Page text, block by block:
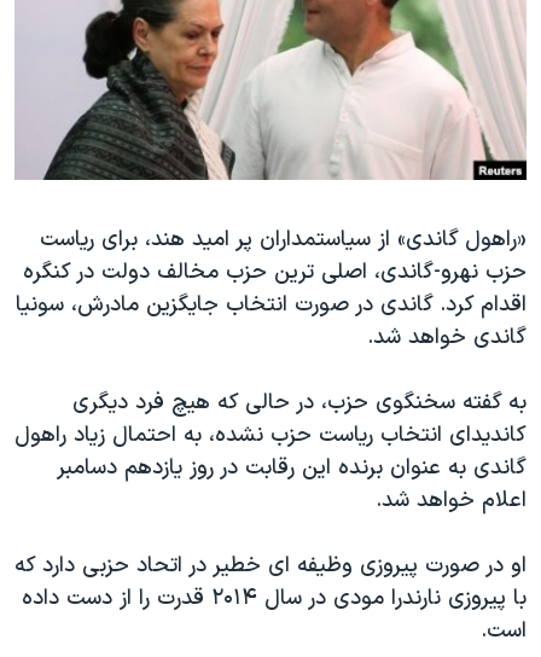
فرهنگ و زندگی
حقوق شهروندی
اقتصادی
علم و فناوری
گالری عکس
آرشیو پخش زنده
مستندها
انتخابات ریاست جمهوری آمریکا ۲۰۲۴
حمله جمهوری اسلامی به اسرائیل
رمز مهسا
اعتراضات زن، زندگی، آزادی
مجموعه مستندهای دادخواهی
تریبونال مردمی آبان ۹۸
چهل سال گروگان‌گیری
قانون شفافیت دارائی کادر رهبری ایران
اعتراضات مردمی آبان ۹۸
نرگس محمدی برنده جایزه نوبل صلح
همایش محافظه‌کاران آمریکا «سی‌پک»
دنبال کنید
زبانهای مختلف
«راهول گاندی» از سیاستمداران پر امید هند، برای ریاست
حزب نهرو-گاندی، اصلی ترین حزب مخالف دولت در کنگره
اقدام کرد. گاندی در صورت انتخاب جایگزین مادرش، سونیا
گاندی خواهد شد.
به گفته سخنگوی حزب، در حالی که هیچ فرد دیگری
کاندیدای انتخاب ریاست حزب نشده، به احتمال زیاد راهول
گاندی به عنوان برنده این رقابت در روز یازدهم دسامبر
اعلام خواهد شد.
او در صورت پیروزی وظیفه ای خطیر در اتحاد حزبی دارد که
با پیروزی نارندرا مودی در سال ۲۰۱۴ قدرت را از دست داده
است.